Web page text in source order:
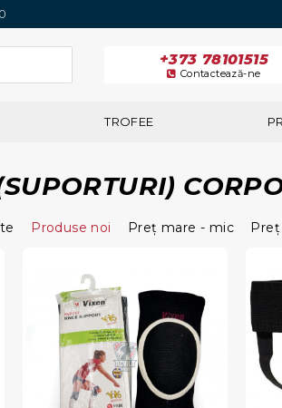
+373 78101515
Contactează-ne
TROFEE
Produse noi Preţ mare - mic